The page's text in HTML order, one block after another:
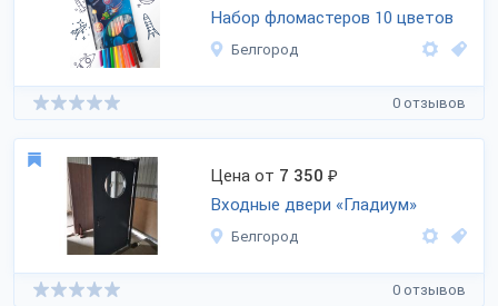
Набор фломастеров 10 цветов
Белгород
0 отзывов
Цена от 7 350 ₽
Входные двери «Гладиум»
Белгород
0 отзывов